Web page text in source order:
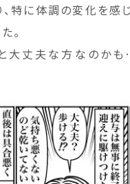
特に体調の変化を感
。
大丈夫な方なのか